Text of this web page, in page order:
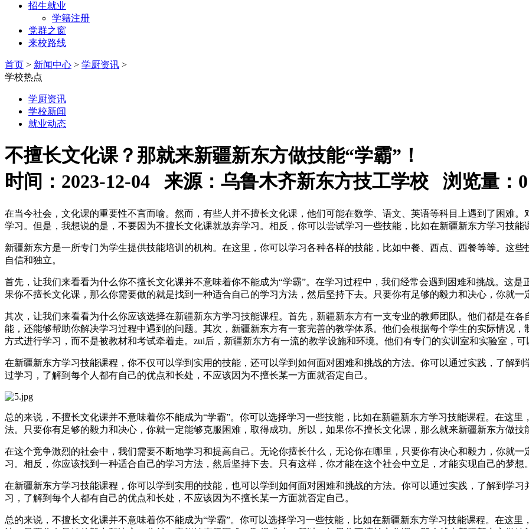
招生就业
学籍注册
党群之窗
来校路线
首页 > 新闻中心 > 学厨资讯 >
学校热点
学厨资讯
学校新闻
就业动态
不擅长文化课？那就来新疆新东方做技能“学霸”！
时间：2023-12-04 来源：乌鲁木齐新东方技工学校 浏览量： 0
在当今社会，文化课的重要性不言而喻。然而，有些人并不擅长文化课，他们可能在数学、语文、英语等科目上遇到了困难
学习。但是，我想说的是，不要因为不擅长文化课就放弃学习。相反，你可以尝试学习一些技能，比如在新疆新东方学习技能
新疆新东方是一所专门为学生提供技能培训的机构。在这里，你可以学习各种各样的技能，比如中餐、西点、西餐等等。这
自信和独立。
首先，让我们来看看为什么你不擅长文化课并不意味着你不能成为“学霸”。在学习过程中，我们经常会遇到困难和挑战。这
果你不擅长文化课，那么你需要做的就是找到一种适合自己的学习方法，然后坚持下去。只要你有足够的毅力和决心，你就一
其次，让我们来看看为什么你应该选择在新疆新东方学习技能课程。首先，新疆新东方有一支专业的教师团队。他们都是在
能，还能够帮助你解决学习过程中遇到的问题。其次，新疆新东方有一套完善的教学体系。他们会根据每个学生的实际情况
方式进行学习，而不是被教材和考试牵着走。zui后，新疆新东方有一流的教学设施和环境。他们有专门的实训室和实验室，
在新疆新东方学习技能课程，你不仅可以学到实用的技能，还可以学到如何面对困难和挑战的方法。你可以通过实践，了解
过学习，了解到每个人都有自己的优点和长处，不应该因为不擅长某一方面就否定自己。
总的来说，不擅长文化课并不意味着你不能成为“学霸”。你可以选择学习一些技能，比如在新疆新东方学习技能课程。在这
法。只要你有足够的毅力和决心，你就一定能够克服困难，取得成功。所以，如果你不擅长文化课，那么就来新疆新东方做技
在这个竞争激烈的社会中，我们需要不断地学习和提高自己。无论你擅长什么，无论你在哪里，只要你有决心和毅力，你就
习。相反，你应该找到一种适合自己的学习方法，然后坚持下去。只有这样，你才能在这个社会中立足，才能实现自己的梦想
在新疆新东方学习技能课程，你可以学到实用的技能，也可以学到如何面对困难和挑战的方法。你可以通过实践，了解到学
习，了解到每个人都有自己的优点和长处，不应该因为不擅长某一方面就否定自己。
总的来说，不擅长文化课并不意味着你不能成为“学霸”。你可以选择学习一些技能，比如在新疆新东方学习技能课程。在这